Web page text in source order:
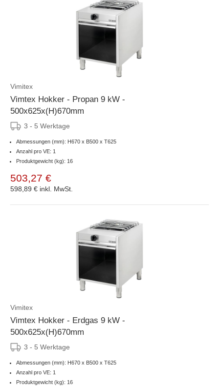
Vimitex
Vimtex Hokker - Propan 9 kW -
500x625x(H)670mm
3 - 5 Werktage
Abmessungen (mm): H670 x B500 x T625
Anzahl pro VE: 1
Produktgewicht (kg): 16
503,27 €
598,89 € inkl. MwSt.
Vimitex
Vimtex Hokker - Erdgas 9 kW -
500x625x(H)670mm
3 - 5 Werktage
Abmessungen (mm): H670 x B500 x T625
Anzahl pro VE: 1
Produktgewicht (kg): 16